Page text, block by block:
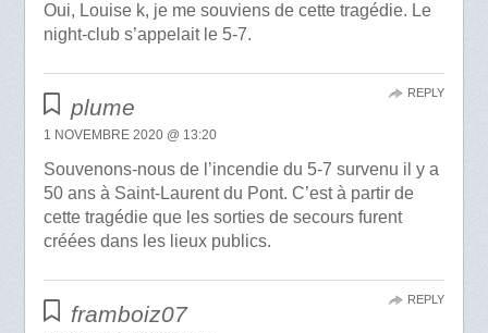
Oui, Louise k, je me souviens de cette tragédie. Le
night-club s’appelait le 5-7.
plume
1 NOVEMBRE 2020 @ 13:20
Souvenons-nous de l’incendie du 5-7 survenu il y a
50 ans à Saint-Laurent du Pont. C’est à partir de
cette tragédie que les sorties de secours furent
créées dans les lieux publics.
REPLY
framboiz07
REPLY